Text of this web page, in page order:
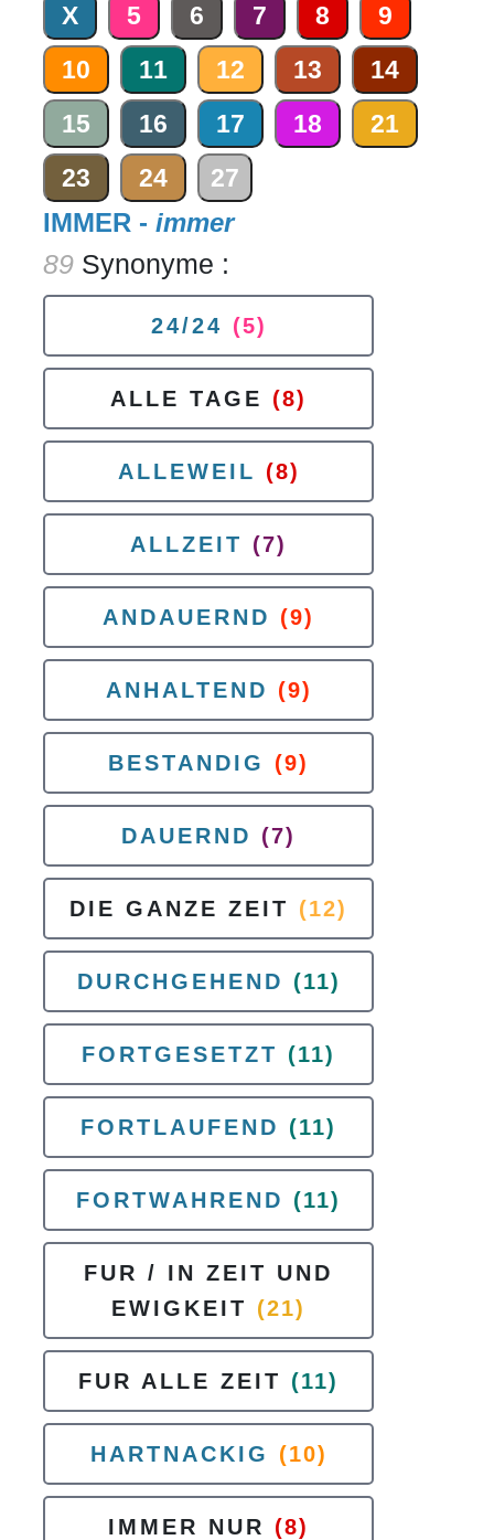
X 5 6 7 8
9
10
11 12 13
14
15
16 17 18
21
23
24 27
IMMER - immer
89 Synonyme :
24/24 (5)
ALLE TAGE (8)
ALLEWEIL (8)
ALLZEIT (7)
ANDAUERND (9)
ANHALTEND (9)
BESTANDIG (9)
DAUERND (7)
DIE GANZE ZEIT (12)
DURCHGEHEND (11)
FORTGESETZT (11)
FORTLAUFEND (11)
FORTWAHREND (11)
FUR / IN ZEIT UND
EWIGKEIT (21)
FUR ALLE ZEIT (11)
HARTNACKIG (10)
IMMER NUR (8)